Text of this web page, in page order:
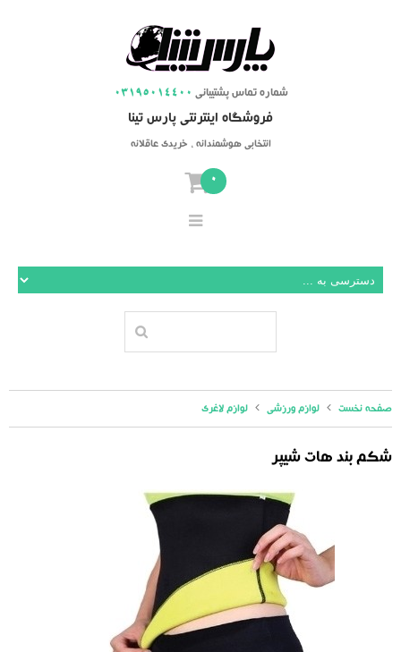
03195014400 شماره تماس پشتیبانی
فروشگاه اینترنتی پارس تینا
انتخابی هوشمندانه ، خریدی عاقلانه
0
صفحه نخست لوازم ورزشی لوازم لاغری
شکم بند هات شیپر